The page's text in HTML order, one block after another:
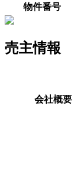
物件番号
売主情報
会社概要